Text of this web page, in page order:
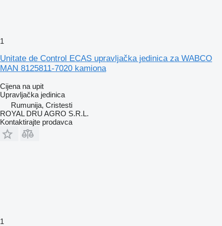
1
Unitate de Control ECAS upravljačka jedinica za WABCO
MAN 8125811-7020 kamiona
Cijena na upit
Upravljačka jedinica
Rumunija, Cristesti
ROYAL DRU AGRO S.R.L.
Kontaktirajte prodavca
1